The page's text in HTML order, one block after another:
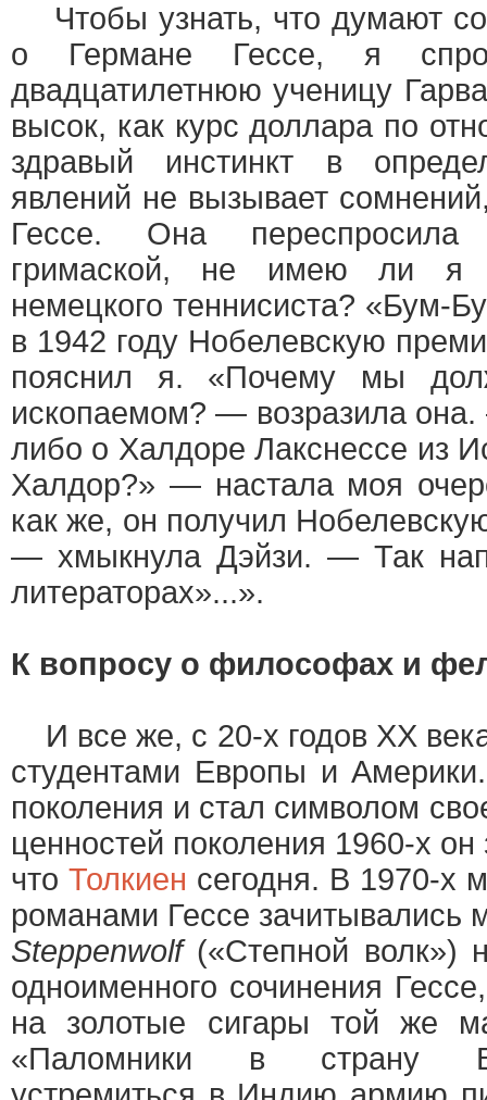
Чтобы узнать, что думают
о Германе Гессе, я
двадцатилетнюю ученицу
высок, как курс доллара по
здравый инстинкт в
явлений не вызывает
Гессе. Она переспросила
гримаской, не имею ли я
немецкого теннисиста? «Бум-
в 1942 году Нобелевскую
пояснил я. «Почему мы
ископаемом? — возразила
либо о Халдоре Лакснессе из
Халдор?» — настала моя
как же, он получил
— хмыкнула Дэйзи. — Так
литераторах»...».
К вопросу о философах и
И все же, с 20-х годов ХХ
студентами Европы и
поколения и стал символом
ценностей поколения 1960-х
что Толкиен сегодня. В 1970-х
романами Гессе зачитывались
Steppenwolf («Степной волк»)
одноименного сочинения
на золотые сигары той же
«Паломники в страну